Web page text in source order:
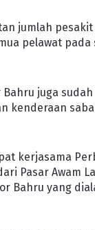
jumlah
pelawat pada
juga
kenderaan
kerjasama
Pasar Awam
Bahru yang